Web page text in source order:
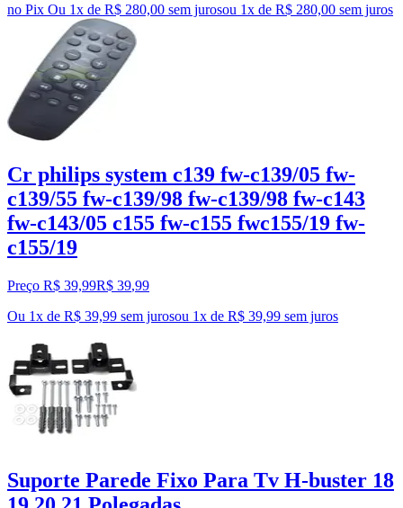
no Pix Ou 1x de R$ 280,00 sem jurosou 1x de R$ 280,00 sem juros
Cr philips system c139 fw-c139/05 fw-
c139/55 fw-c139/98 fw-c139/98 fw-c143
fw-c143/05 c155 fw-c155 fwc155/19 fw-
c155/19
Preço R$ 39,99R$ 39,99
Ou 1x de R$ 39,99 sem jurosou 1x de R$ 39,99 sem juros
Suporte Parede Fixo Para Tv H-buster 18